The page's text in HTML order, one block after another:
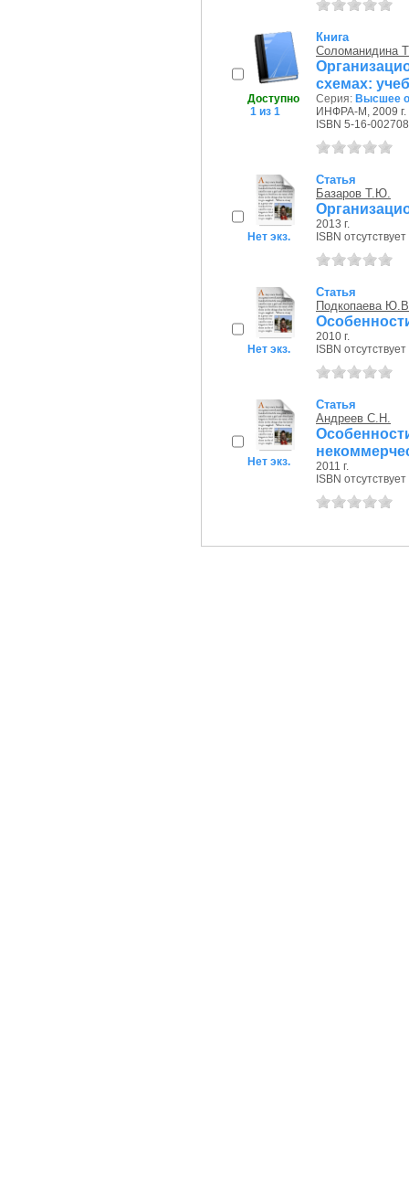
Доступно
1 из 1
Книга
Соломанидина
схемах:
Серия: Высшее
ИНФРА-М, 2009 г.
ISBN 5-16-
Нет экз.
Статья
Базаров Т.Ю.
2013 г.
ISBN отсутствует
Нет экз.
Статья
Подкопаева
2010 г.
ISBN отсутствует
Нет экз.
Статья
Андреев С.Н.
2011 г.
ISBN отсутствует